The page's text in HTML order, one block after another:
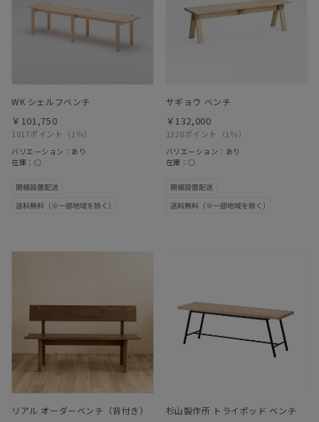
WK シェルフベンチ
1017ポイント （1％）
￥101,750
バリエーション：あり
在庫：○
サギョウ ベンチ
1320ポイント （1％）
￥132,000
バリエーション：あり
在庫：○
リアル オーダーベンチ（背付き） 杉山製作所 トライポッド ベンチ